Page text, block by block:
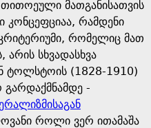
მათგანისათვის
კონცეფციაა, რამდენი
რომელიც მათ
არის სხვადასხვა
ტოლსტოის (1828-1910)
-
როლი ვერ ითამაშა